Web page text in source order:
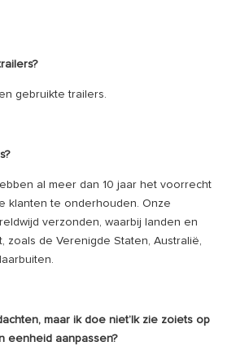
gebruikte trailers.
al meer dan 10 jaar het voorrecht
klanten te onderhouden. Onze
verzonden, waarbij landen en
zoals de Verenigde Staten, Australië,
maar ik doe niet’Ik zie zoiets op
eenheid aanpassen?